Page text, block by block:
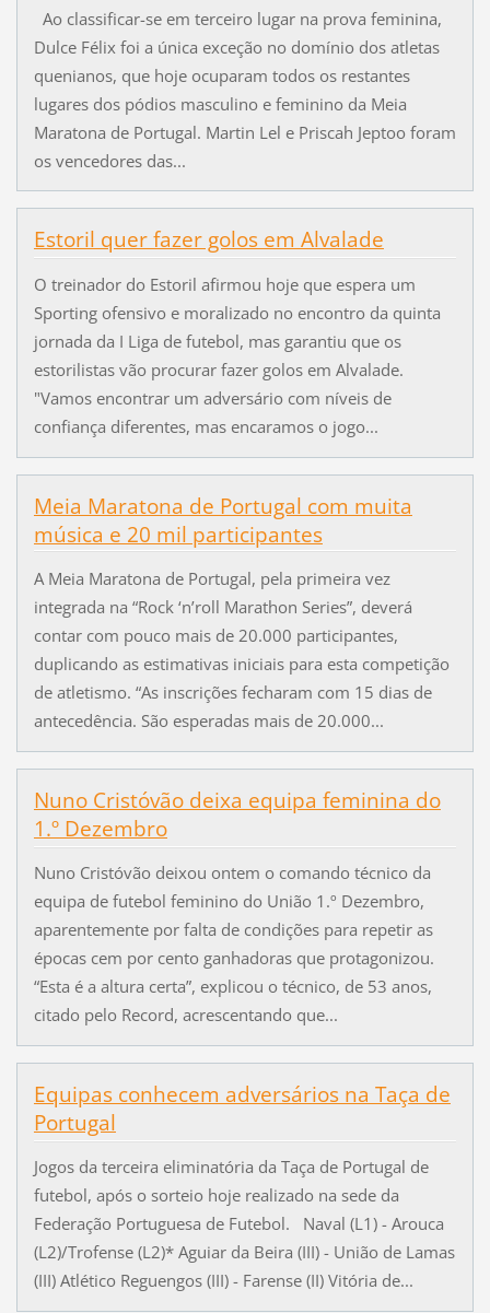
Ao classificar-se em terceiro lugar na prova feminina,
Dulce Félix foi a única exceção no domínio dos atletas
quenianos, que hoje ocuparam todos os restantes
lugares dos pódios masculino e feminino da Meia
Maratona de Portugal. Martin Lel e Priscah Jeptoo foram
os vencedores das...
Estoril quer fazer golos em Alvalade
O treinador do Estoril afirmou hoje que espera um
Sporting ofensivo e moralizado no encontro da quinta
jornada da I Liga de futebol, mas garantiu que os
estorilistas vão procurar fazer golos em Alvalade.
"Vamos encontrar um adversário com níveis de
confiança diferentes, mas encaramos o jogo...
Meia Maratona de Portugal com muita
música e 20 mil participantes
A Meia Maratona de Portugal, pela primeira vez
integrada na “Rock ‘n’roll Marathon Series”, deverá
contar com pouco mais de 20.000 participantes,
duplicando as estimativas iniciais para esta competição
de atletismo. “As inscrições fecharam com 15 dias de
antecedência. São esperadas mais de 20.000...
Nuno Cristóvão deixa equipa feminina do
1.º Dezembro
Nuno Cristóvão deixou ontem o comando técnico da
equipa de futebol feminino do União 1.º Dezembro,
aparentemente por falta de condições para repetir as
épocas cem por cento ganhadoras que protagonizou.
“Esta é a altura certa”, explicou o técnico, de 53 anos,
citado pelo Record, acrescentando que...
Equipas conhecem adversários na Taça de
Portugal
Jogos da terceira eliminatória da Taça de Portugal de
futebol, após o sorteio hoje realizado na sede da
Federação Portuguesa de Futebol. Naval (L1) - Arouca
(L2)/Trofense (L2)* Aguiar da Beira (III) - União de Lamas
(III) Atlético Reguengos (III) - Farense (II) Vitória de...